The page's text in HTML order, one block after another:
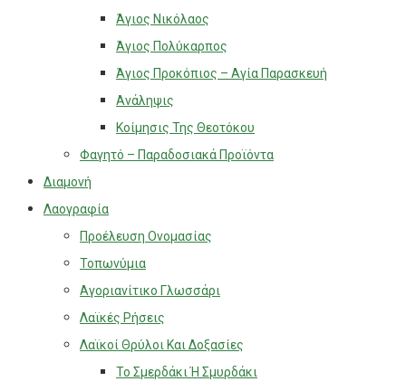
Άγιος Νικόλαος
Άγιος Πολύκαρπος
Άγιος Προκόπιος – Αγία Παρασκευή
Ανάληψις
Κοίμησις Της Θεοτόκου
Φαγητό – Παραδοσιακά Προϊόντα
Διαμονή
Λαογραφία
Προέλευση Ονομασίας
Τοπωνύμια
Αγοριανίτικο Γλωσσάρι
Λαϊκές Ρήσεις
Λαϊκοί Θρύλοι Και Δοξασίες
Το Σμερδάκι Ή Σμυρδάκι